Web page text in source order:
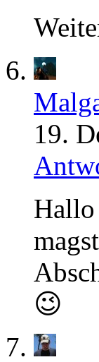
19.
😉